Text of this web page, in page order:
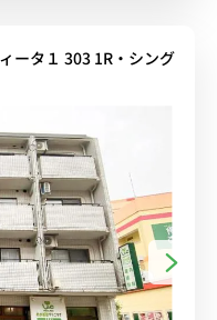
ータ１ 303 1R・シング